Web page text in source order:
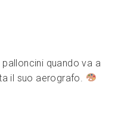
quando va a
il suo aerografo.